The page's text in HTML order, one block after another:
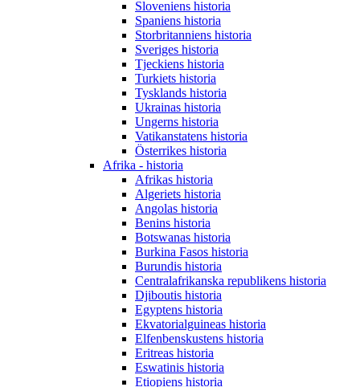
Sloveniens historia
Spaniens historia
Storbritanniens historia
Sveriges historia
Tjeckiens historia
Turkiets historia
Tysklands historia
Ukrainas historia
Ungerns historia
Vatikanstatens historia
Österrikes historia
Afrika - historia
Afrikas historia
Algeriets historia
Angolas historia
Benins historia
Botswanas historia
Burkina Fasos historia
Burundis historia
Centralafrikanska republikens historia
Djiboutis historia
Egyptens historia
Ekvatorialguineas historia
Elfenbenskustens historia
Eritreas historia
Eswatinis historia
Etiopiens historia